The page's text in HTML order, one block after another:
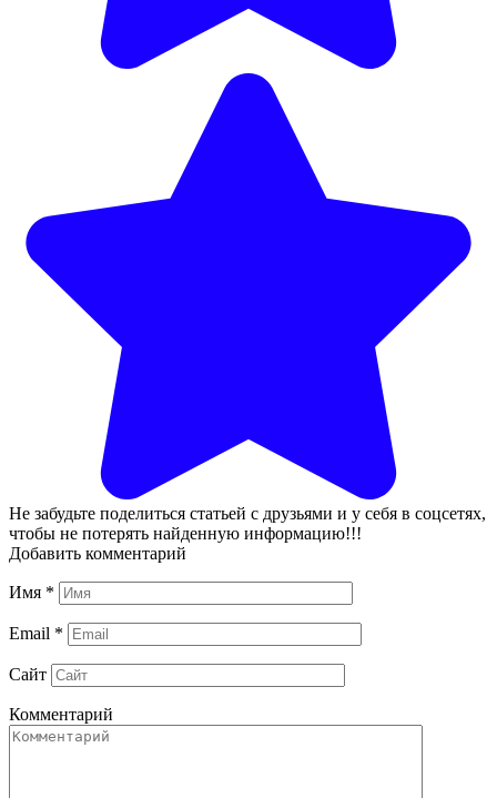
Не забудьте поделиться статьей с друзьями и у себя в соцсетях,
чтобы не потерять найденную информацию!!!
Добавить комментарий
Имя *
Email *
Сайт
Комментарий